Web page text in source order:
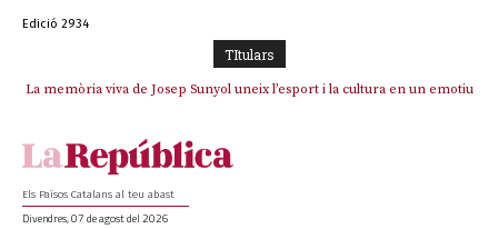
Edició 2934
TItulars
La memòria viva de Josep Sunyol uneix l’esport i la cultura en un emotiu
Els Països Catalans al teu abast
Divendres, 07 de agost del 2026